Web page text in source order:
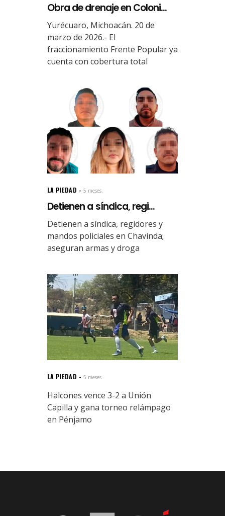
Obra de drenaje en Coloni...
Yurécuaro, Michoacán. 20 de
marzo de 2026.- El
fraccionamiento Frente Popular ya
cuenta con cobertura total
LA PIEDAD 5 meses.
Detienen a síndica, regi...
Detienen a síndica, regidores y
mandos policiales en Chavinda;
aseguran armas y droga
LA PIEDAD 5 meses.
Halcones vence 3-2 a Unión
Capilla y gana torneo relámpago
en Pénjamo